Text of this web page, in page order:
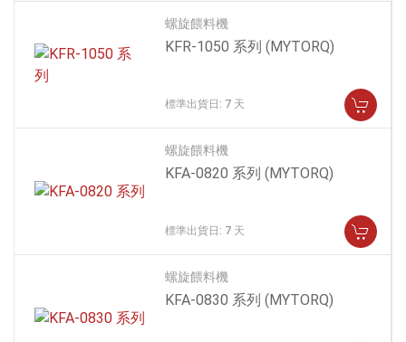
螺旋餵料機
KFR-1050 系列 (MYTORQ)
標準出貨日: 7 天
螺旋餵料機
KFA-0820 系列 (MYTORQ)
標準出貨日: 7 天
螺旋餵料機
KFA-0830 系列 (MYTORQ)